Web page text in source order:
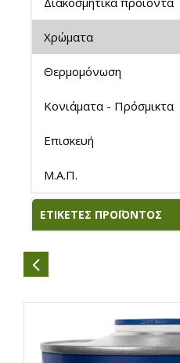
Χρώματα
Θερμομόνωση
Κονιάματα - Πρόσμικτα
Επισκευή
Μ.Α.Π.
ΕΤΙΚΈΤΕΣ ΠΡΟΪΌΝΤΟΣ